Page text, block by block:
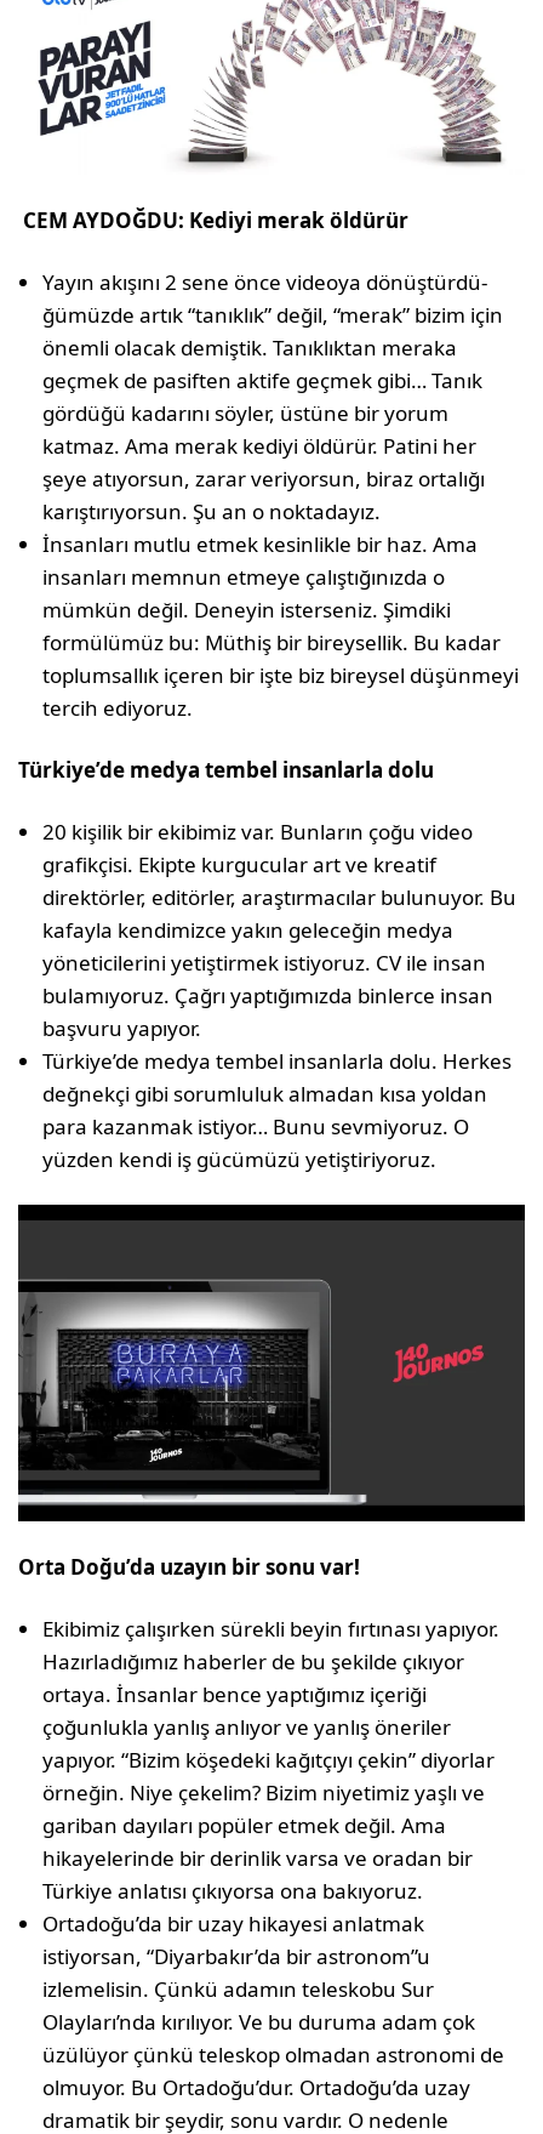
CEM AYDOĞDU: Kediyi merak öldürür
Yayın akışını 2 sene önce videoya dönüştürdü­
ğümüzde artık “tanıklık” değil, “merak” bizim için
önemli olacak demiş­tik. Tanıklıktan mera­ka
geçmek de pasiften aktife geçmek gibi… Tanık
gördüğü kadarını söyler, üstüne bir yorum
katmaz. Ama merak kediyi öldü­rür. Patini her
şeye atı­yorsun, zarar veriyorsun, biraz ortalığı
karıştırıyor­sun. Şu an o noktadayız.
İnsanları mutlu etmek kesinlikle bir haz. Ama
insanları memnun etmeye çalıştığınızda o
mümkün değil. Deneyin isterseniz. Şimdiki
formülümüz bu: Müthiş bir bireysellik. Bu kadar
toplumsallık içeren bir işte biz bireysel düşünmeyi
tercih ediyoruz.
Türkiye’de medya tembel insanlarla dolu
20 kişilik bir ekibimiz var. Bunların çoğu video
grafikçisi. Ekipte kurgucular art ve kreatif
direktörler, editörler, araş­tırmacılar bulunuyor. Bu
kafayla kendimizce yakın geleceğin medya
yöneticilerini yetiştirmek istiyoruz. CV ile insan
bulamı­yoruz. Çağrı yaptığımızda binlerce insan
başvuru yapıyor.
Türkiye’de medya tembel insanlarla dolu. Herkes
değnekçi gibi sorumluluk almadan kısa yoldan
para kazanmak istiyor… Bunu sevmiyoruz. O
yüzden kendi iş gücümüzü yetiştiriyoruz.
Orta Doğu’da uzayın bir sonu var!
Ekibimiz çalışırken sürekli beyin fırtınası yapıyor.
Hazırladığımız haberler de bu şekilde çıkıyor
ortaya. İnsanlar bence yaptığımız içeriği
çoğunlukla yanlış anlıyor ve yanlış öneriler
yapıyor. “Bizim köşedeki kağıtçıyı çekin” diyorlar
örneğin. Niye çekelim? Bizim niyetimiz yaşlı ve
gariban dayıları popüler etmek değil. Ama
hikayelerinde bir derinlik varsa ve oradan bir
Türkiye anlatısı çıkıyorsa ona bakıyoruz.
Ortadoğu’da bir uzay hikayesi anlatmak
istiyorsan, “Diyarbakır’da bir astronom”u
izlemelisin. Çünkü adamın teleskobu Sur
Olayları’nda kırılıyor. Ve bu duruma adam çok
üzülüyor çünkü teleskop olmadan astronomi de
olmuyor. Bu Ortadoğu’dur. Ortadoğu’da uzay
dramatik bir şeydir, sonu vardır. O nedenle